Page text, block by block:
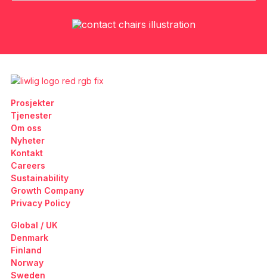
Prosjekter
Tjenester
Om oss
Nyheter
Kontakt
Careers
Sustainability
Growth Company
Privacy Policy
Global / UK
Denmark
Finland
Norway
Sweden